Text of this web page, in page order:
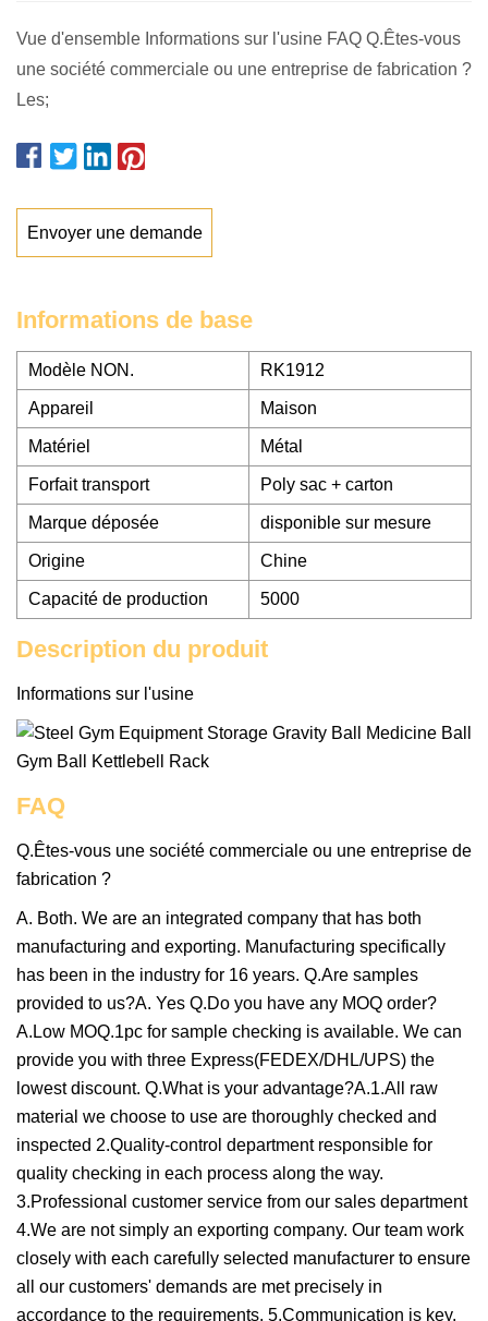
Vue d'ensemble Informations sur l'usine FAQ Q.Êtes-vous
une société commerciale ou une entreprise de fabrication ?
Les;
Envoyer une demande
Informations de base
Modèle NON. RK1912
Appareil Maison
Matériel Métal
Forfait transport Poly sac + carton
Marque déposée disponible sur mesure
Origine Chine
Capacité de production 5000
Description du produit
Informations sur l'usine
FAQ
Q.Êtes-vous une société commerciale ou une entreprise de
fabrication ?
A. Both. We are an integrated company that has both
manufacturing and exporting. Manufacturing specifically
has been in the industry for 16 years. Q.Are samples
provided to us?A. Yes Q.Do you have any MOQ order?
A.Low MOQ.1pc for sample checking is available. We can
provide you with three Express(FEDEX/DHL/UPS) the
lowest discount. Q.What is your advantage?A.1.All raw
material we choose to use are thoroughly checked and
inspected 2.Quality-control department responsible for
quality checking in each process along the way.
3.Professional customer service from our sales department
4.We are not simply an exporting company. Our team work
closely with each carefully selected manufacturer to ensure
all our customers' demands are met precisely in
accordance to the requirements. 5.Communication is key.